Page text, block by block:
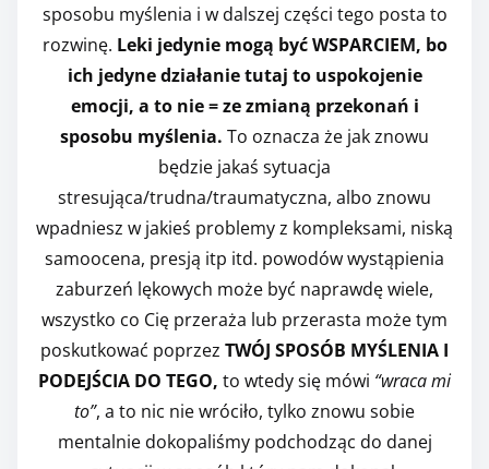
sposobu myślenia i w dalszej części tego posta to
rozwinę. Leki jedynie mogą być WSPARCIEM, bo
ich jedyne działanie tutaj to uspokojenie
emocji, a to nie = ze zmianą przekonań i
sposobu myślenia. To oznacza że jak znowu
będzie jakaś sytuacja
stresująca/trudna/traumatyczna, albo znowu
wpadniesz w jakieś problemy z kompleksami, niską
samoocena, presją itp itd. powodów wystąpienia
zaburzeń lękowych może być naprawdę wiele,
wszystko co Cię przeraża lub przerasta może tym
poskutkować poprzez TWÓJ SPOSÓB MYŚLENIA I
PODEJŚCIA DO TEGO, to wtedy się mówi “wraca mi
to”, a to nic nie wróciło, tylko znowu sobie
mentalnie dokopaliśmy podchodząc do danej